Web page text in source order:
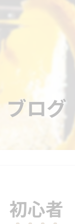
ブログ
初心者